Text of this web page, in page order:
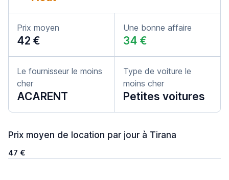
Prix moyen
42 €
Une bonne affaire
34 €
Le fournisseur le moins
cher
ACARENT
Type de voiture le
moins cher
Petites voitures
Prix moyen de location par jour à Tirana
47 €